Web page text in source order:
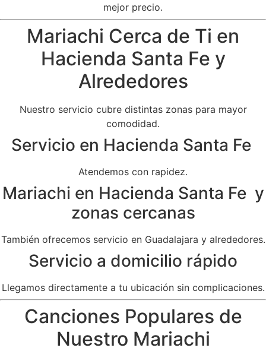
mejor precio.
Mariachi Cerca de Ti en
Hacienda Santa Fe y
Alrededores
Nuestro servicio cubre distintas zonas para mayor
comodidad.
Servicio en Hacienda Santa Fe
Atendemos con rapidez.
Mariachi en Hacienda Santa Fe y
zonas cercanas
También ofrecemos servicio en Guadalajara y alrededores.
Servicio a domicilio rápido
Llegamos directamente a tu ubicación sin complicaciones.
Canciones Populares de
Nuestro Mariachi